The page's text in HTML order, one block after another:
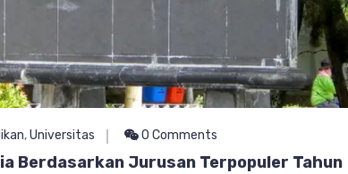
,Universitas 0 Comments
Berdasarkan Jurusan Terpopuler Tahun